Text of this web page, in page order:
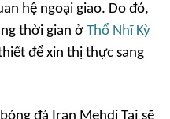
hệ ngoại giao. Do đó,
thời gian ở Thổ Nhĩ Kỳ
để xin thị thực sang
đá Iran Mehdi Taj sẽ